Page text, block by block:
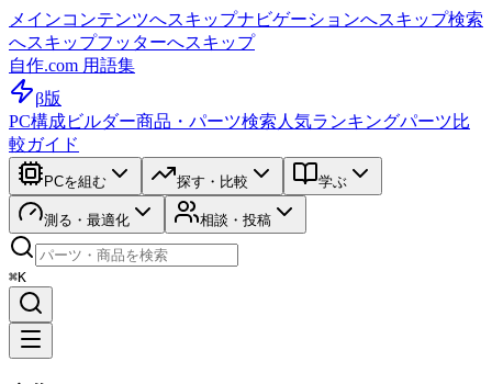
メインコンテンツへスキップナビゲーションへスキップ検索
へスキップフッターへスキップ
自作.com 用語集
β版
PC構成ビルダー商品・パーツ検索 人気ランキングパーツ比
較ガイド
PCを組む 探す・比較 学ぶ
測る・最適化 相談・投稿
⌘K